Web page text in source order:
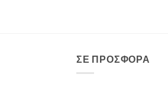
ΣΕ ΠΡΟΣΦΟΡΑ